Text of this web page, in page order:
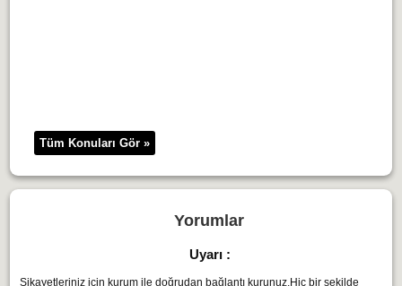
Tüm Konuları Gör »
Yorumlar
Uyarı :
Şikayetleriniz için kurum ile doğrudan bağlantı kurunuz.Hiç bir şekilde